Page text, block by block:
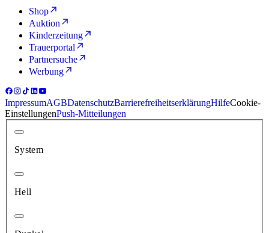
Shop
Auktion
Kinderzeitung
Trauerportal
Partnersuche
Werbung
ImpressumAGBDatenschutzBarrierefreiheitserklärungHilfeCookie-
EinstellungenPush-Mitteilungen
System
Hell